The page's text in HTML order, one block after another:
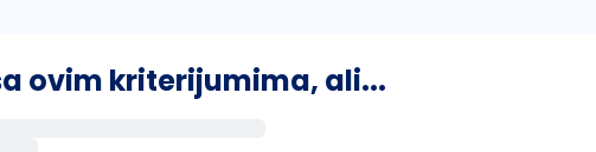
ovim kriterijumima, ali...